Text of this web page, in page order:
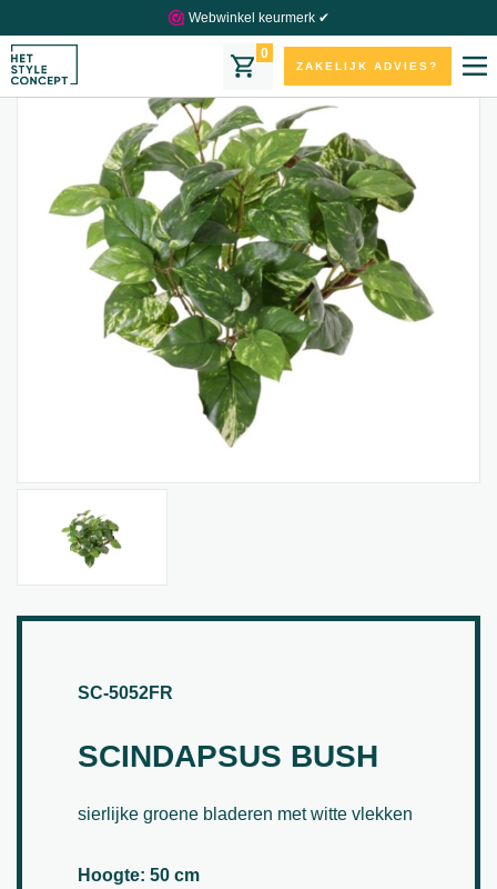
Webwinkel keurmerk ✔
0
ZAKELIJK ADVIES?
SC-5052FR
SCINDAPSUS BUSH
sierlijke groene bladeren met witte vlekken
Hoogte: 50 cm